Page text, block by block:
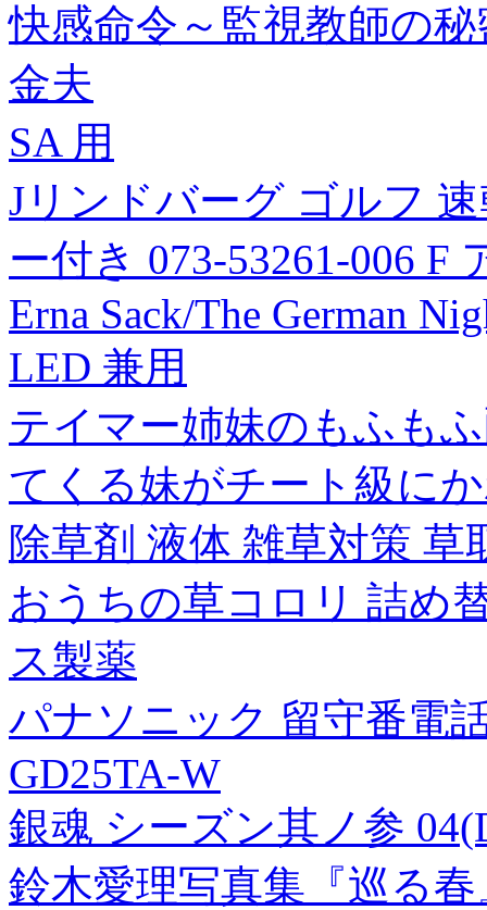
快感命令～監視教師の
金夫
SA 用
Jリンドバーグ ゴルフ
ー付き 073-53261-006 F
Erna Sack/The German
LED 兼用
テイマー姉妹のもふも
てくる妹がチート級に
除草剤 液体 雑草対策
おうちの草コロリ 詰め
ス製薬
パナソニック 留守番電
GD25TA-W
銀魂 シーズン其ノ参
鈴木愛理写真集『巡る